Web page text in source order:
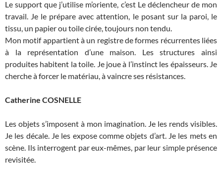
Le support que j’utilise m’oriente, c’est Le déclencheur de mon
travail. Je le prépare avec attention, le posant sur la paroi, le
tissu, un papier ou toile cirée, toujours non tendu.
Mon motif appartient à un registre de formes récurrentes liées
à la représentation d’une maison. Les structures ainsi
produites habitent la toile. Je joue à l’instinct les épaisseurs. Je
cherche à forcer le matériau, à vaincre ses résistances.
Catherine COSNELLE
Les objets s’imposent à mon imagination. Je les rends visibles.
Je les décale. Je les expose comme objets d’art. Je les mets en
scène. Ils interrogent par eux-mêmes, par leur simple présence
revisitée.